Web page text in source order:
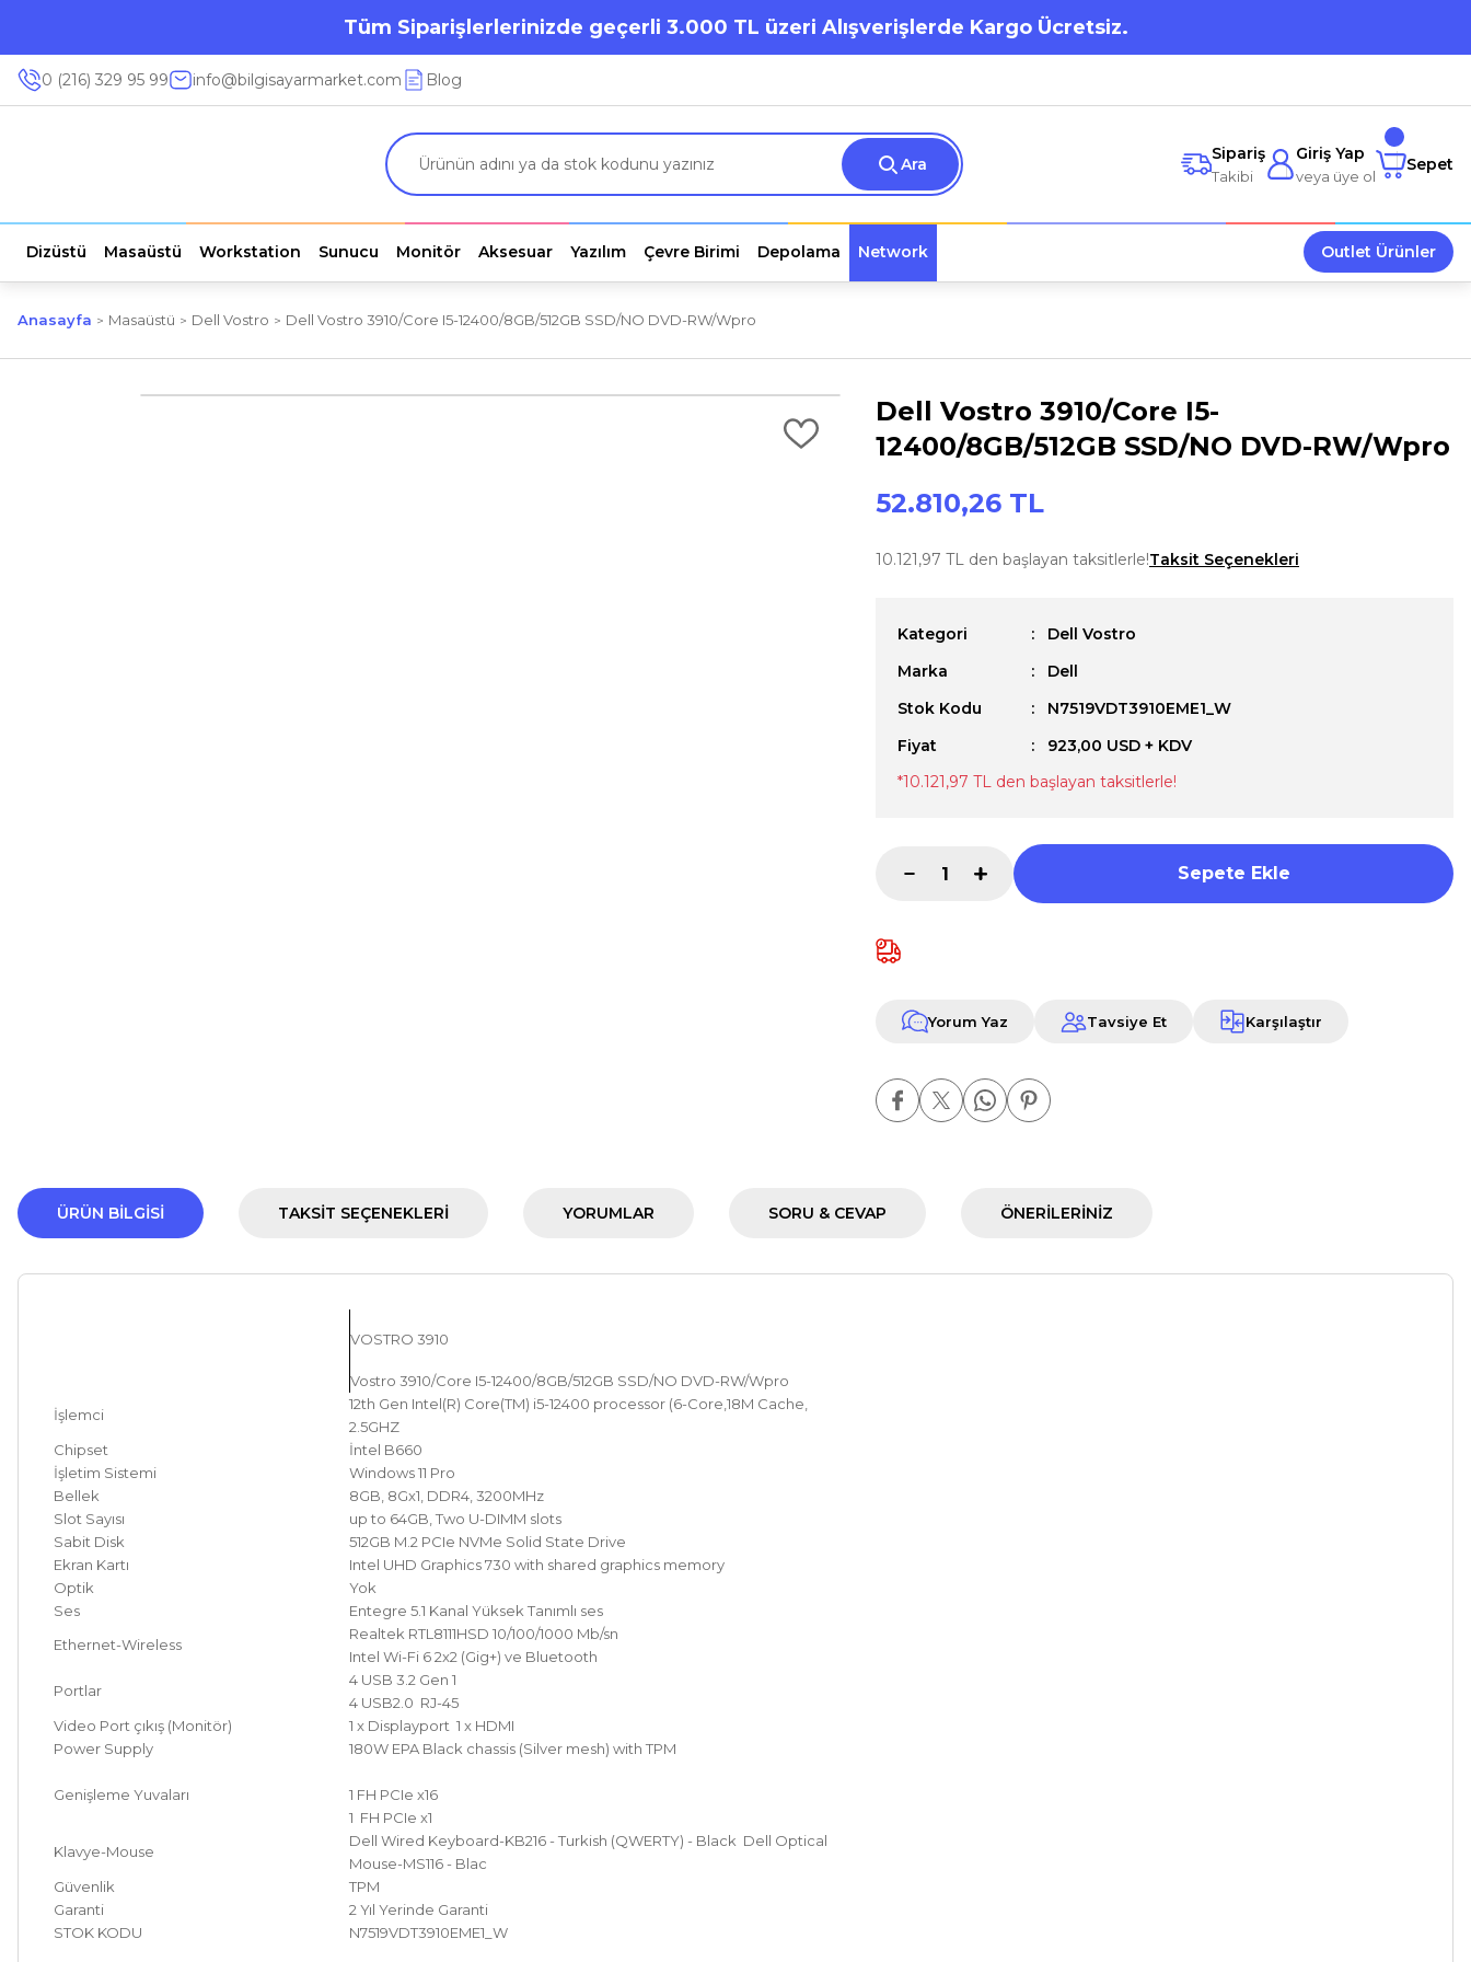
Tüm Siparişlerlerinizde geçerli 3.000 TL üzeri Alışverişlerde Kargo Ücretsiz.
0 (216) 329 95 99 info@bilgisayarmarket.com Blog
Ara
Sipariş
Takibi
Giriş Yap
veya üye ol
Sepet
Dizüstü Masaüstü Workstation Sunucu Monitör Aksesuar Yazılım Çevre Birimi Depolama Network Outlet Ürünler
Anasayfa Masaüstü Dell Vostro Dell Vostro 3910/Core I5-12400/8GB/512GB SSD/NO DVD-RW/Wpro
Dell Vostro 3910/Core I5-
12400/8GB/512GB SSD/NO DVD-RW/Wpro
52.810,26 TL
10.121,97 TL den başlayan taksitlerle!Taksit Seçenekleri
Kategori
Dell Vostro
Marka
Dell
Stok Kodu
N7519VDT3910EME1_W
Fiyat
923,00 USD + KDV
*10.121,97 TL den başlayan taksitlerle!
Sepete Ekle
Yorum Yaz Tavsiye Et Karşılaştır
ÜRÜN BILGISI TAKSIT SEÇENEKLERI YORUMLAR SORU & CEVAP ÖNERILERINIZ
VOSTRO 3910
Vostro 3910/Core I5-12400/8GB/512GB SSD/NO DVD-RW/Wpro
İşlemci
12th Gen Intel(R) Core(TM) i5-12400 processor (6-Core,18M Cache,
2.5GHZ
Chipset
İntel B660
İşletim Sistemi
Windows 11 Pro
Bellek
8GB, 8Gx1, DDR4, 3200MHz
Slot Sayısı
up to 64GB, Two U-DIMM slots
Sabit Disk
512GB M.2 PCIe NVMe Solid State Drive
Ekran Kartı
Intel UHD Graphics 730 with shared graphics memory
Optik
Yok
Ses
Entegre 5.1 Kanal Yüksek Tanımlı ses
Ethernet-Wireless
Realtek RTL8111HSD 10/100/1000 Mb/sn
Intel Wi-Fi 6 2x2 (Gig+) ve Bluetooth
Portlar
4 USB 3.2 Gen 1
4 USB2.0 RJ-45
Video Port çıkış (Monitör)
1 x Displayport 1 x HDMI
Power Supply
180W EPA Black chassis (Silver mesh) with TPM
Genişleme Yuvaları
1 FH PCIe x16
1 FH PCIe x1
Klavye-Mouse
Dell Wired Keyboard-KB216 - Turkish (QWERTY) - Black Dell Optical
Mouse-MS116 - Blac
Güvenlik
TPM
Garanti
2 Yıl Yerinde Garanti
STOK KODU
N7519VDT3910EME1_W